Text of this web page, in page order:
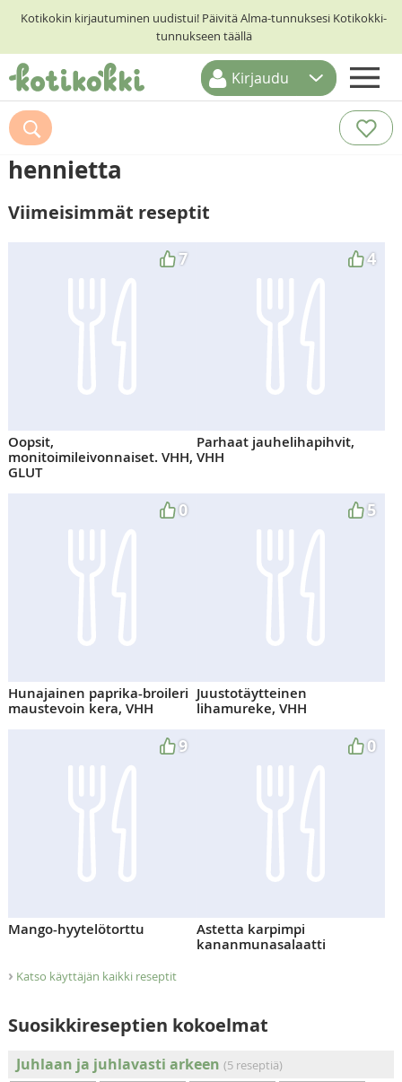
Kotikokin kirjautuminen uudistui! Päivitä Alma-tunnuksesi Kotikokki-
tunnukseen täällä
ETUSIVU
RESEPTIHAKU
RUOKATEEMAT
KESKUSTELUT
Kirjaudu
hennietta
Viimeisimmät reseptit
7
Oopsit,
monitoimileivonnaiset. VHH,
GLUT
4
Parhaat jauhelihapihvit,
VHH
0
Hunajainen paprika-broileri
maustevoin kera, VHH
5
Juustotäytteinen
lihamureke, VHH
9
Mango-hyytelötorttu
0
Astetta karpimpi
kananmunasalaatti
› Katso käyttäjän kaikki reseptit
Suosikkireseptien kokoelmat
Juhlaan ja juhlavasti arkeen (5 reseptiä)